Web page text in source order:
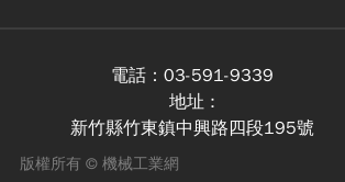
電話： 03-591-9339
地址 :
新竹縣竹東鎮中興路四段195號
版權所有 © 機械工業網